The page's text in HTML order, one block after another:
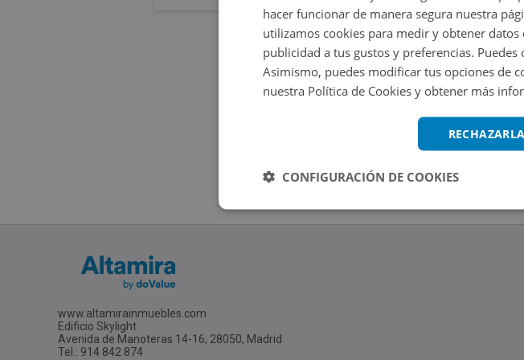
www.altamirainmuebles.com
Edificio Skylight
Avenida de Manoteras 14-16, 28050, Madrid
Tel.: 914 842 874
hacer funcionar de manera segura nuestra
utilizamos cookies para medir y obtener
publicidad a tus gustos y preferencias.
Asimismo, puedes modificar tus opciones de
nuestra Política de Cookies y obtener más
CONFIGURACIÓN DE COOKIES